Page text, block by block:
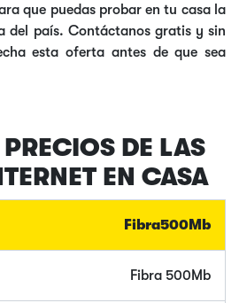
que puedas probar en tu casa la
del país. Contáctanos gratis y sin
esta oferta antes de que sea
DE LAS
EN CASA
Fibra500Mb
Fibra 500Mb